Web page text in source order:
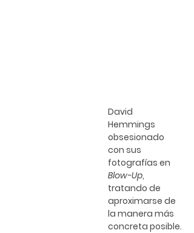
David
Hemmings
obsesionado
con sus
fotografías en
Blow-Up,
tratando de
aproximarse de
la manera más
concreta posible.